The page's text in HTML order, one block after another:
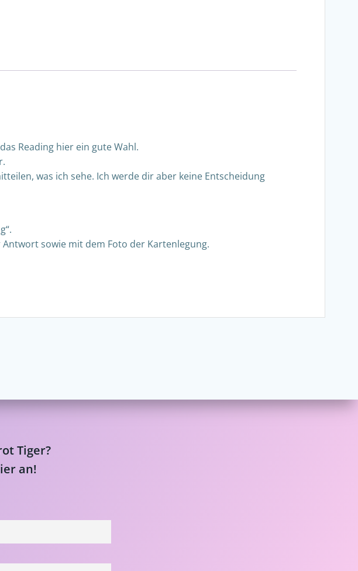
Reading hier ein gute Wahl.
was ich sehe. Ich werde dir aber keine Entscheidung
sowie mit dem Foto der Kartenlegung.
Tiger?
an!